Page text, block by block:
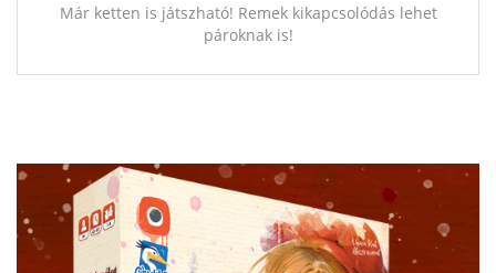
Már ketten is játszható! Remek kikapcsolódás lehet
pároknak is!